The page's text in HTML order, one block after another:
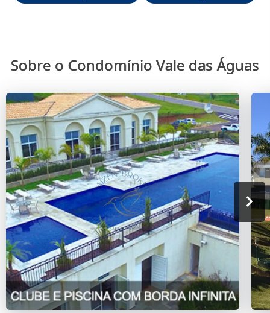
Sobre o Condomínio Vale das Águas